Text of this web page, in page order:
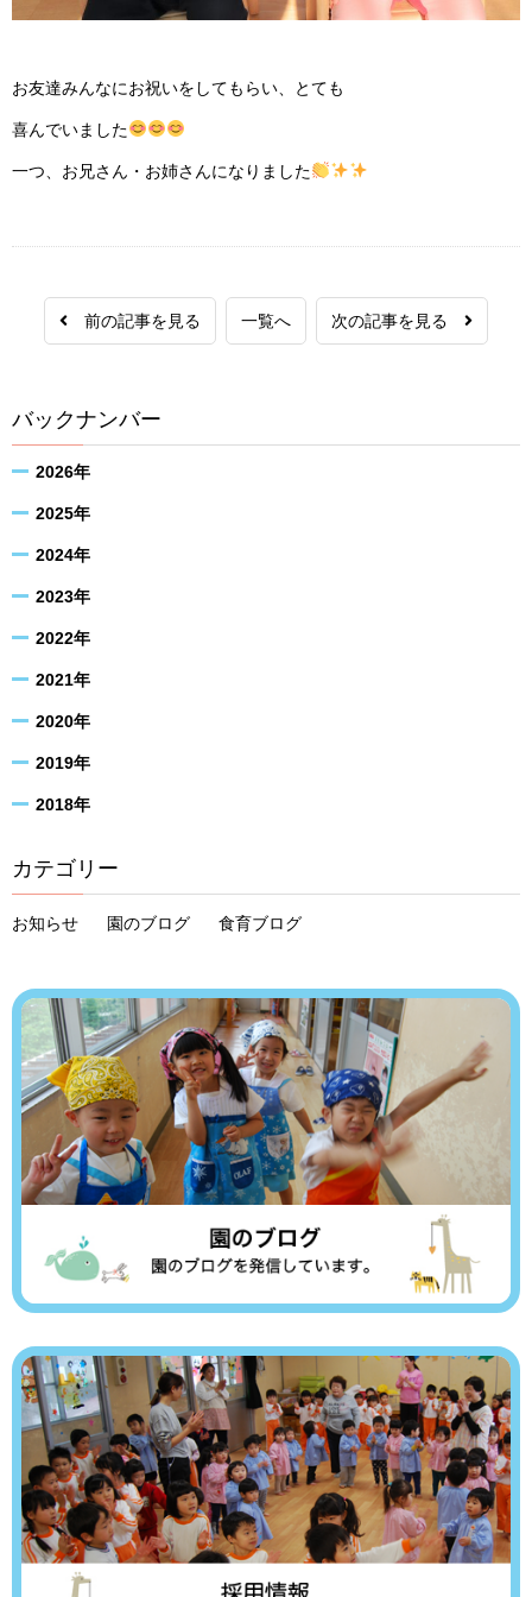
お友達みんなにお祝いをしてもらい、とても
喜んでいました
一つ、お兄さん・お姉さんになりました
前の記事を見る 一覧へ 次の記事を見る
バックナンバー
2026年
2025年
2024年
2023年
2022年
2021年
2020年
2019年
2018年
カテゴリー
お知らせ 園のブログ 食育ブログ